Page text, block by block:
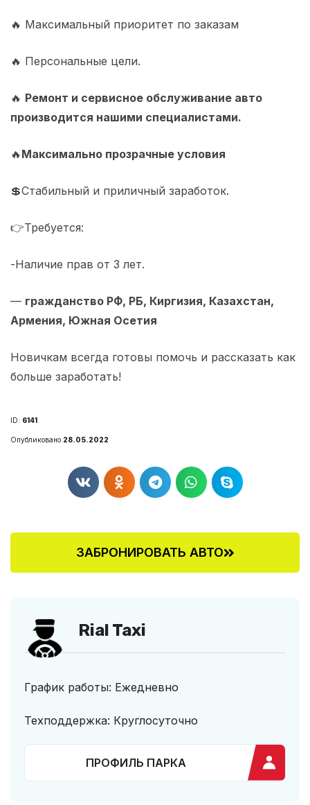
🔥 Максимальный приоритет по заказам
🔥 Персональные цели.
🔥 Ремонт и сервисное обслуживание авто
производится нашими специалистами.
🔥 Максимально прозрачные условия
💲Стабильный и приличный заработок.
👉Требуется:
-Наличие прав от 3 лет.
— гражданство РФ, РБ, Киргизия, Казахстан,
Армения, Южная Осетия
Новичкам всегда готовы помочь и рассказать как
больше заработать!
ID: 6141
Опубликовано 28.05.2022
ЗАБРОНИРОВАТЬ АВТО
Rial Taxi
График работы: Ежедневно
Техподдержка: Круглосуточно
ПРОФИЛЬ ПАРКА